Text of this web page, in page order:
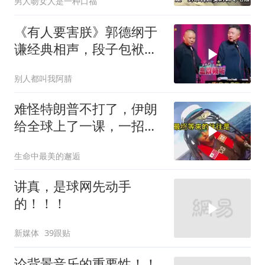
《有人要害朕》郭德纲于
谦经典相声，段子包袱满
别人都叫我阿腈
难怪特朗普不打了，伊朗
给全球上了一课，一招吃
生命中最美的邂逅
讲真，是球网先动手
的！！！
新媒体 39跟贴